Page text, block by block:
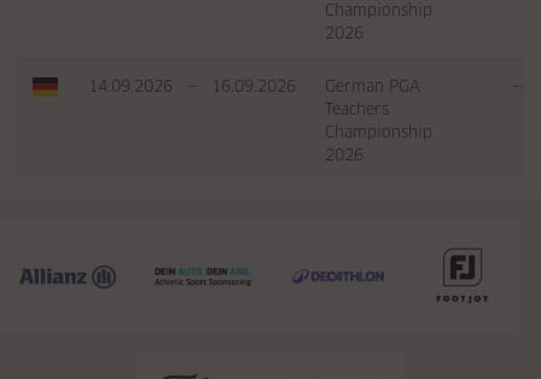
Championship
2026
14.09.2026 — 16.09.2026
German PGA
Teachers
Championship
2026
—